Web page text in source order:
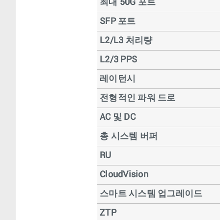
최대 50G 포트
SFP 포트
L2/L3 처리량
L2/3 PPS
레이턴시
전형적인 파워 드로
AC 및 DC
총 시스템 버퍼
RU
CloudVision
스마트 시스템 업그레이드
ZTP